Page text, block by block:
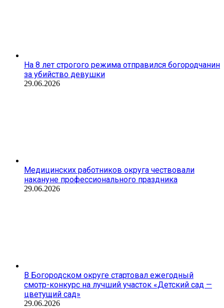
На 8 лет строгого режима отправился богородчанин
за убийство девушки
29.06.2026
Медицинских работников округа чествовали
накануне профессионального праздника
29.06.2026
В Богородском округе стартовал ежегодный
смотр-конкурс на лучший участок «Детский сад —
цветущий сад»
29.06.2026